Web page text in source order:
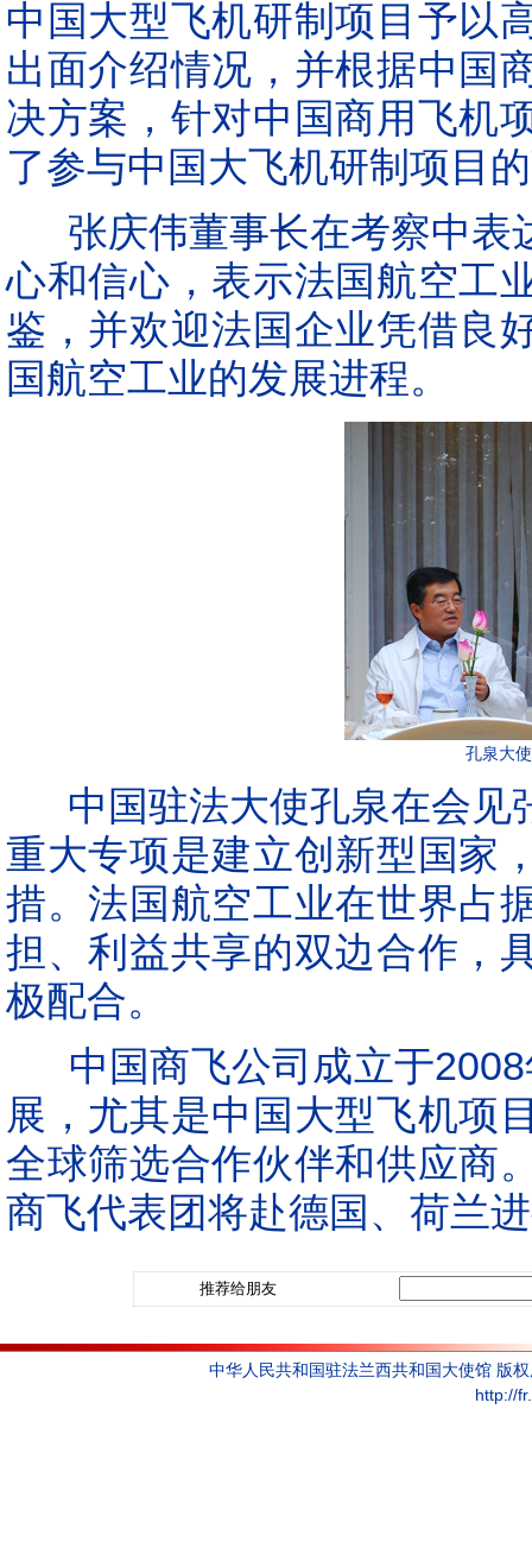
中国大型飞机研制项目予以
出面介绍情况，并根据中国
决方案， 针对中国商用飞机
了参与中国大飞机研制项目
张庆伟董事长在考察中表
心和信心， 表示法国航空工
鉴，并欢迎法国企业凭借良
国航空工业的发展进程。
孔泉大
中国驻法大使孔泉在会见
重大专项是建立创新型国家
措。法国航空工业在世界占
担、利益共享的双边合作，
极配合。
中国商飞公司成立于2008
展，尤其是中国大型飞机项
全球筛选合作伙伴和供应商
商飞代表团将赴德国、荷兰
推荐给朋友
中华人民共和国驻法兰西共和国大使馆 版
http://